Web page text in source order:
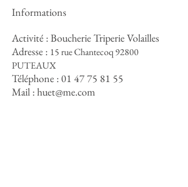
Informations
Activité : Boucherie TriperieVolailles
Adresse : 15 rue Chantecoq 92800
PUTEAUX
Téléphone :01 47 75 81 55
Mail :huet@me.com